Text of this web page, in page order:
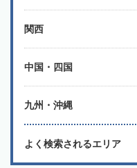
関西
中国・四国
九州・沖縄
よく検索されるエリア